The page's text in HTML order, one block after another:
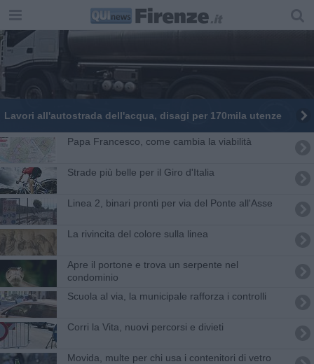
Lavori all'autostrada dell'acqua, disagi per 170mila utenze
Papa Francesco, come cambia la viabilità
Strade più belle per il Giro d'Italia
Linea 2, binari pronti per via del Ponte all'Asse
La rivincita del colore sulla linea
Apre il portone e trova un serpente nel
condominio
Scuola al via, la municipale rafforza i controlli
Corri la Vita, nuovi percorsi e divieti
Movida, multe per chi usa i contenitori di vetro